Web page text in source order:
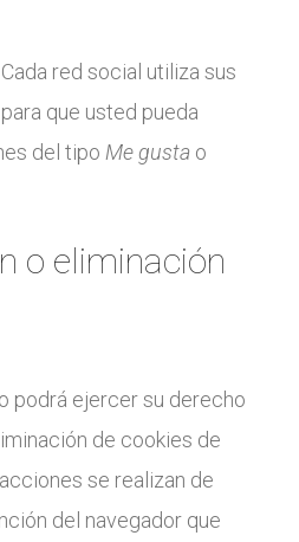
red social utiliza sus
para que usted pueda
del tipo Me gusta o
o eliminación
podrá ejercer su derecho
de cookies de
se realizan de
del navegador que